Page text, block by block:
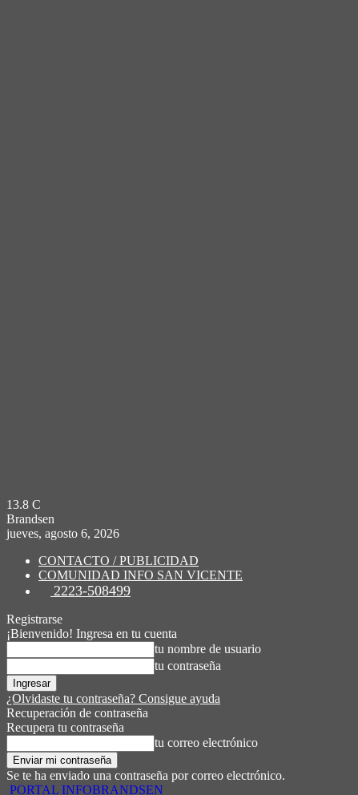
13.8 C
Brandsen
jueves, agosto 6, 2026
CONTACTO / PUBLICIDAD
COMUNIDAD INFO SAN VICENTE
2223-508499
Registrarse
¡Bienvenido! Ingresa en tu cuenta
tu nombre de usuario
tu contraseña
¿Olvidaste tu contraseña? Consigue ayuda
Recuperación de contraseña
Recupera tu contraseña
tu correo electrónico
Se te ha enviado una contraseña por correo electrónico.
PORTAL INFOBRANDSEN